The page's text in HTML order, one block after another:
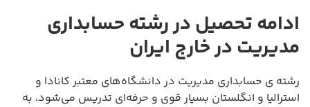
ادامه تحصیل در رشته حسابداری
مدیریت در خارج ایران
رشته ی حسابداری مدیریت در دانشگاه‌های معتبر کانادا و
استرالیا و انگلستان بسیار قوی و حرفه‌ای تدریس می‌شود، به